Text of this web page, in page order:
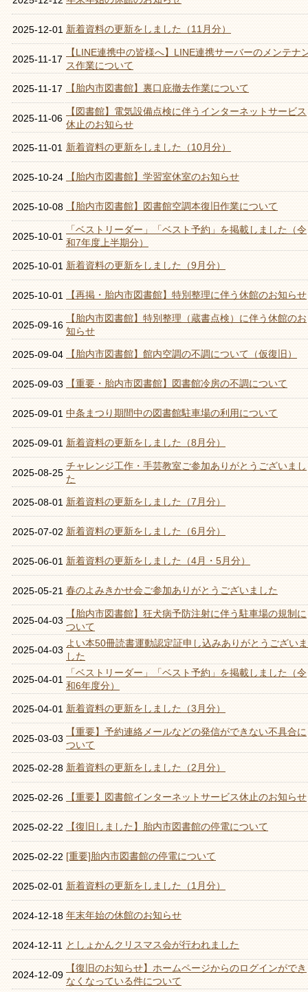
2025-12-01 新着資料の更新をしました（11月分）
2025-11-17
【LINE連携中の皆様へ】LINE連携サーバーのメンテナ
ス作業について
2025-11-17 【胎内市図書館】裏口庇撤去作業について
2025-11-06
【図書館】電気設備点検に伴うインターネットサービス
休止のお知らせ
2025-11-01 新着資料の更新をしました（10月分）
2025-10-24 【胎内市図書館】学習室休室のお知らせ
2025-10-08 【胎内市図書館】図書館空調本復旧作業について
2025-10-01
「ベストリーダー」「ベスト予約」を掲載しました（令
和7年度上半期分）
2025-10-01 新着資料の更新をしました（9月分）
2025-10-01 【再掲・胎内市図書館】特別整理に伴う休館のお知らせ
2025-09-16
【胎内市図書館】特別整理（蔵書点検）に伴う休館のお
知らせ
2025-09-04 【胎内市図書館】館内空調の不調について（仮復旧）
2025-09-03 【重要・胎内市図書館】図書館冷房の不調について
2025-09-01 中条まつり期間中の図書館駐車場の利用について
2025-09-01 新着資料の更新をしました（8月分）
2025-08-25
チャレンジ工作・手芸教室ご参加ありがとうございまし
た
2025-08-01 新着資料の更新をしました（7月分）
2025-07-02 新着資料の更新をしました（6月分）
2025-06-01 新着資料の更新をしました（4月・5月分）
2025-05-21 春のよみきかせ会ご参加ありがとうございました
2025-04-03
【胎内市図書館】狂犬病予防注射に伴う駐車場の規制に
ついて
2025-04-03
よい本50冊読書運動認定証申し込みありがとうございま
した
2025-04-01
「ベストリーダー」「ベスト予約」を掲載しました（令
和6年度分）
2025-04-01 新着資料の更新をしました（3月分）
2025-03-03
【重要】予約連絡メールなどの発信ができない不具合に
ついて
2025-02-28 新着資料の更新をしました（2月分）
2025-02-26 【重要】図書館インターネットサービス休止のお知らせ
2025-02-22 【復旧しました】胎内市図書館の停電について
2025-02-22 [重要]胎内市図書館の停電について
2025-02-01 新着資料の更新をしました（1月分）
2024-12-18 年末年始の休館のお知らせ
2024-12-11 としょかんクリスマス会が行われました
2024-12-09
【復旧のお知らせ】ホームページからのログインができ
なくなっている件について